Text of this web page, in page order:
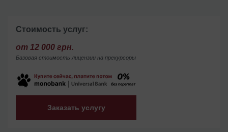
Стоимость услуг:
от 12 000 грн.
Базовая стоимость лицензии на прекурсоры
Заказать услугу